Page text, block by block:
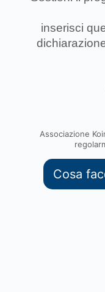
inserisci
Associazione
Cosa